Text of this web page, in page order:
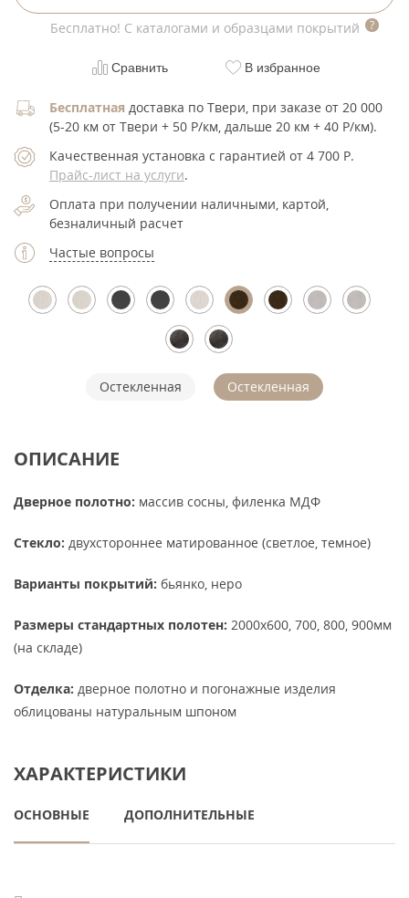
Бесплатно! С каталогами и образцами покрытий
Сравнить В избранное
Бесплатная доставка по Твери, при заказе от 20 000
(5-20 км от Твери + 50 Р/км, дальше 20 км + 40 Р/км).
Качественная установка с гарантией от 4 700 Р.
Прайс-лист на услуги.
Оплата при получении наличными, картой,
безналичный расчет
Частые вопросы
Остекленная Остекленная
ОПИСАНИЕ
Дверное полотно: массив сосны, филенка МДФ
Стекло: двухстороннее матированное (светлое, темное)
Варианты покрытий: бьянко, неро
Размеры стандартных полотен: 2000х600, 700, 800, 900мм
(на складе)
Отделка: дверное полотно и погонажные изделия
облицованы натуральным шпоном
ХАРАКТЕРИСТИКИ
ОСНОВНЫЕ ДОПОЛНИТЕЛЬНЫЕ